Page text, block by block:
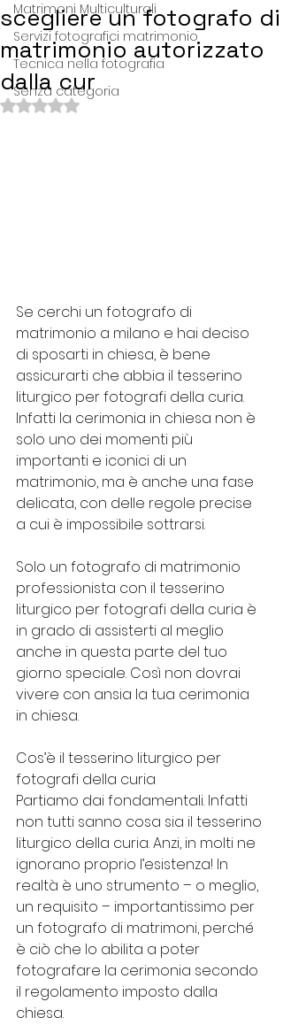
Matrimoni Multiculturali
Servizi fotografici matrimonio
Tecnica nella fotografia
Senza categoria
scegliere un fotografo di
matrimonio autorizzato
dalla cur
Valutazione NaN stelle su 5.
Se cerchi un fotografo di
matrimonio a milano e hai deciso
di sposarti in chiesa, è bene
assicurarti che abbia il tesserino
liturgico per fotografi della curia.
Infatti la cerimonia in chiesa non è
solo uno dei momenti più
importanti e iconici di un
matrimonio, ma è anche una fase
delicata, con delle regole precise
a cui è impossibile sottrarsi.
Solo un fotografo di matrimonio
professionista con il tesserino
liturgico per fotografi della curia è
in grado di assisterti al meglio
anche in questa parte del tuo
giorno speciale. Così non dovrai
vivere con ansia la tua cerimonia
in chiesa.
Cos’è il tesserino liturgico per
fotografi della curia
Partiamo dai fondamentali. Infatti
non tutti sanno cosa sia il tesserino
liturgico della curia. Anzi, in molti ne
ignorano proprio l’esistenza! In
realtà è uno strumento – o meglio,
un requisito – importantissimo per
un fotografo di matrimoni, perché
è ciò che lo abilita a poter
fotografare la cerimonia secondo
il regolamento imposto dalla
chiesa.